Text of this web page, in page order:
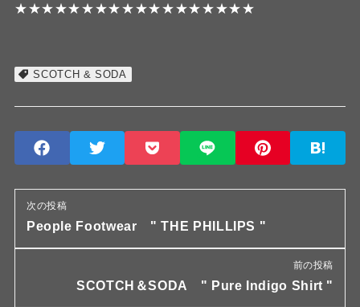
★★★★★★★★★★★★★★★★★★
SCOTCH & SODA
次の投稿
People Footwear " THE PHILLIPS "
前の投稿
SCOTCH＆SODA " Pure Indigo Shirt "